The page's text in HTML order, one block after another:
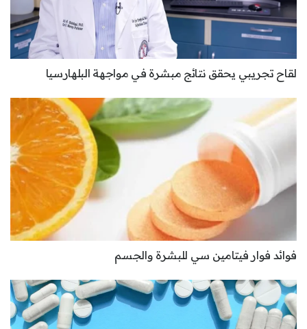
لقاح تجريبي يحقق نتائج مبشرة في مواجهة البلهارسيا
فوائد فوار فيتامين سي للبشرة والجسم